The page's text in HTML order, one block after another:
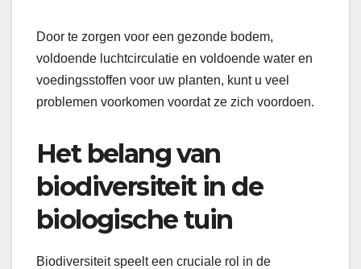
Door te zorgen voor een gezonde bodem,
voldoende luchtcirculatie en voldoende water en
voedingsstoffen voor uw planten, kunt u veel
problemen voorkomen voordat ze zich voordoen.
Het belang van
biodiversiteit in de
biologische tuin
Biodiversiteit speelt een cruciale rol in de